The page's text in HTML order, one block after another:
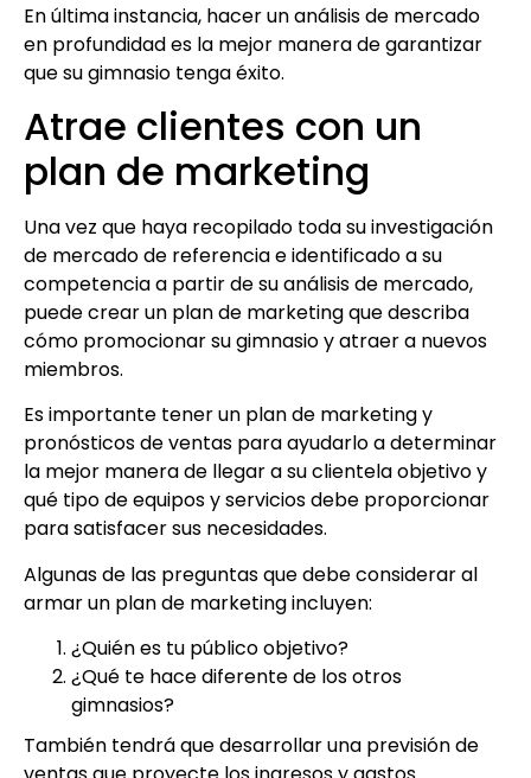
En última instancia, hacer un análisis de mercado
en profundidad es la mejor manera de garantizar
que su gimnasio tenga éxito.
Atrae clientes con un
plan de marketing
Una vez que haya recopilado toda su investigación
de mercado de referencia e identificado a su
competencia a partir de su análisis de mercado,
puede crear un plan de marketing que describa
cómo promocionar su gimnasio y atraer a nuevos
miembros.
Es importante tener un plan de marketing y
pronósticos de ventas para ayudarlo a determinar
la mejor manera de llegar a su clientela objetivo y
qué tipo de equipos y servicios debe proporcionar
para satisfacer sus necesidades.
Algunas de las preguntas que debe considerar al
armar un plan de marketing incluyen:
¿Quién es tu público objetivo?
¿Qué te hace diferente de los otros
gimnasios?
También tendrá que desarrollar una previsión de